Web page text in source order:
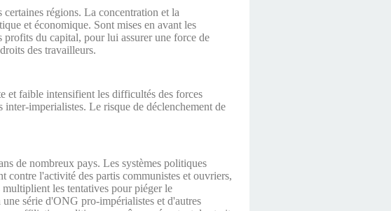
régions. La concentration et la
et économique. Sont mises en avant les
du capital, pour lui assurer une force de
des travailleurs.
et faible intensifient les difficultés des forces
imperialistes. Le risque de déclenchement de
de nombreux pays. Les systèmes politiques
contre l'activité des partis communistes et ouvriers,
les tentatives pour piéger le
série d'ONG pro-impérialistes et d'autres